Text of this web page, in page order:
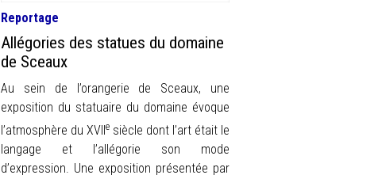
Reportage
Allégories des statues du domaine
de Sceaux
Au sein de l’orangerie de Sceaux, une
exposition du statuaire du domaine évoque
l’atmosphère du XVII e siècle dont l’art était le
langage et l’allégorie son mode
d’expression. Une exposition présentée par